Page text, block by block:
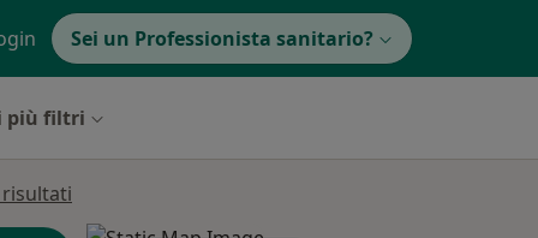
Sei un Professionista sanitario?
più filtri